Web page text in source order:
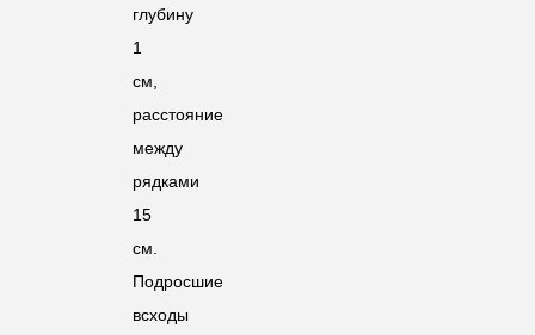
глубину
1
см,
расстояние
между
рядками
15
см.
Подросшие
всходы